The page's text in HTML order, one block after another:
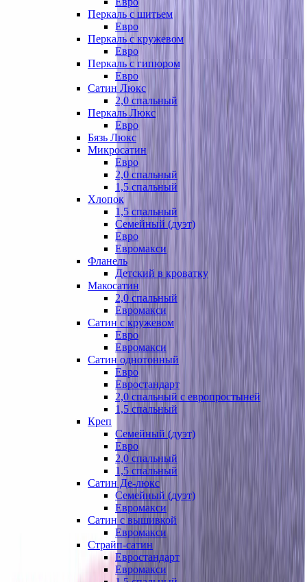
Перкаль с шитьем
Евро
Перкаль с кружевом
Евро
Перкаль с гипюром
Евро
Сатин Люкс
2,0 спальный
Перкаль Люкс
Евро
Бязь Люкс
Микросатин
Евро
2,0 спальный
1,5 спальный
Хлопок
1,5 спальный
Семейный (дуэт)
Евро
Евромакси
Фланель
Детский в кроватку
Макосатин
2,0 спальный
Евромакси
Сатин с кружевом
Евро
Евромакси
Сатин однотонный
Евро
Евростандарт
2,0 спальный с европростыней
1,5 спальный
Креп
Семейный (дуэт)
Евро
2,0 спальный
1,5 спальный
Сатин Де-люкс
Семейный (дуэт)
Евромакси
Сатин с вышивкой
Евромакси
Страйп-сатин
Евростандарт
Евромакси